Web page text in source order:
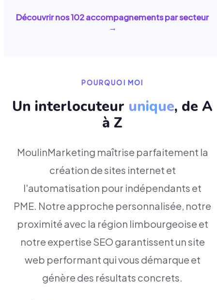
Découvrir nos102accompagnements par secteur
→
POURQUOI MOI
Un interlocuteur unique, de A
à Z
MoulinMarketing maîtrise parfaitement la
création de sites internet et
l'automatisation pour indépendants et
PME. Notre approche personnalisée, notre
proximité avec la région limbourgeoise et
notre expertise SEO garantissent un site
web performant qui vous démarque et
génère des résultats concrets.